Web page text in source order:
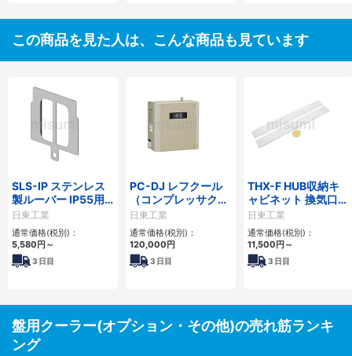
この商品を見た人は、こんな商品も見ています
SLS-IP ステンレス
製ルーバー IP55用
アダプタ
日東工業
通常価格(税別)：
5,580円 ～
3 日目
PC-DJ レフクール
（コンプレッサクー
ラ）用ドレン蒸発器
日東工業
通常価格(税別)：
120,000円
3 日目
THX-F HUB収納キ
ャビネット 換気口用
フィルタ
日東工業
通常価格(税別)：
11,500円 ～
3 日目
盤用クーラー(オプション・その他)の売れ筋ランキ
ング